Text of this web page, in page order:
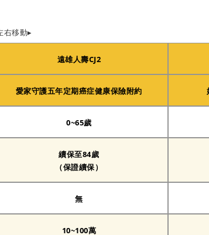
右移動▸
遠雄人壽CJ2
愛家守護五年定期癌症健康保險附約
0~65歲
續保至84歲
（保證續保）
無
10~100萬